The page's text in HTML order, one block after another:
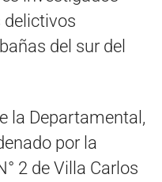
delictivos
del sur del
la Departamental,
por la
2 de Villa Carlos